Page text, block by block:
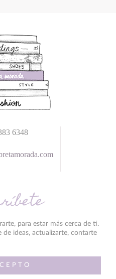
6348
para estar más cerca de ti.
ideas, actualizarte, contarte